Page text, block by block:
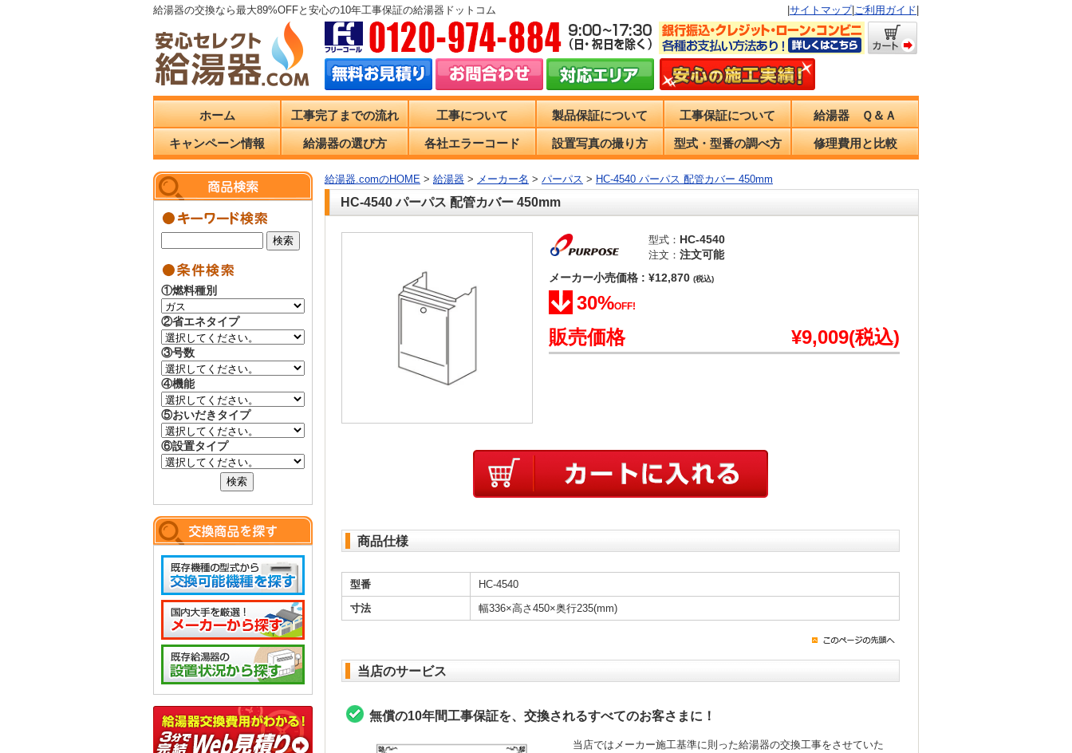
給湯器の交換なら最大89%OFFと安心の10年工事保証の給湯器ドットコム サイトマップ| ご利用ガイド
ホーム 工事完了までの流れ 工事について 製品保証について 工事保証について 給湯器 Ｑ＆Ａ
キャンペーン情報 給湯器の選び方 各社エラーコード 設置写真の撮り方 型式・型番の調べ方 修理費用と比較
給湯器.comのHOME > 給湯器 > メーカー名 > パーパス > HC-4540 パーパス 配管カバー 450mm
HC-4540 パーパス 配管カバー 450mm
型式： HC-4540
注文： 注文可能
メーカー小売価格 : ¥12,870 (税込)
30%OFF!
販売価格 ¥9,009(税込)
商品仕様
型番
HC-4540
寸法
幅336×高さ450×奥行235(mm)
当店のサービス
無償の10年間工事保証を、交換されるすべてのお客さまに！
当店ではメーカー施工基準に則った給湯器の交換工事をさせていた
①燃料種別
②省エネタイプ
③号数
④機能
⑤おいだきタイプ
⑥設置タイプ